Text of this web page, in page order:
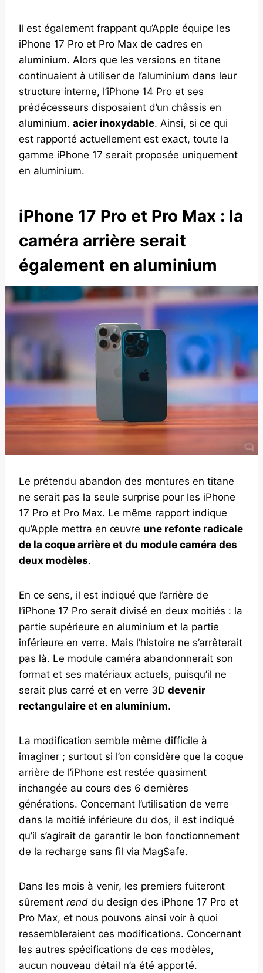
Il est également frappant qu’Apple équipe les
iPhone 17 Pro et Pro Max de cadres en
aluminium. Alors que les versions en titane
continuaient à utiliser de l’aluminium dans leur
structure interne, l’iPhone 14 Pro et ses
prédécesseurs disposaient d’un châssis en
aluminium. acier inoxydable. Ainsi, si ce qui
est rapporté actuellement est exact, toute la
gamme iPhone 17 serait proposée uniquement
en aluminium.
iPhone 17 Pro et Pro Max : la
caméra arrière serait
également en aluminium
Le prétendu abandon des montures en titane
ne serait pas la seule surprise pour les iPhone
17 Pro et Pro Max. Le même rapport indique
qu’Apple mettra en œuvre une refonte radicale
de la coque arrière et du module caméra des
deux modèles.
En ce sens, il est indiqué que l’arrière de
l’iPhone 17 Pro serait divisé en deux moitiés : la
partie supérieure en aluminium et la partie
inférieure en verre. Mais l’histoire ne s’arrêterait
pas là. Le module caméra abandonnerait son
format et ses matériaux actuels, puisqu’il ne
serait plus carré et en verre 3D devenir
rectangulaire et en aluminium.
La modification semble même difficile à
imaginer ; surtout si l’on considère que la coque
arrière de l’iPhone est restée quasiment
inchangée au cours des 6 dernières
générations. Concernant l’utilisation de verre
dans la moitié inférieure du dos, il est indiqué
qu’il s’agirait de garantir le bon fonctionnement
de la recharge sans fil via MagSafe.
Dans les mois à venir, les premiers fuiteront
sûrement rend du design des iPhone 17 Pro et
Pro Max, et nous pouvons ainsi voir à quoi
ressembleraient ces modifications. Concernant
les autres spécifications de ces modèles,
aucun nouveau détail n’a été apporté.